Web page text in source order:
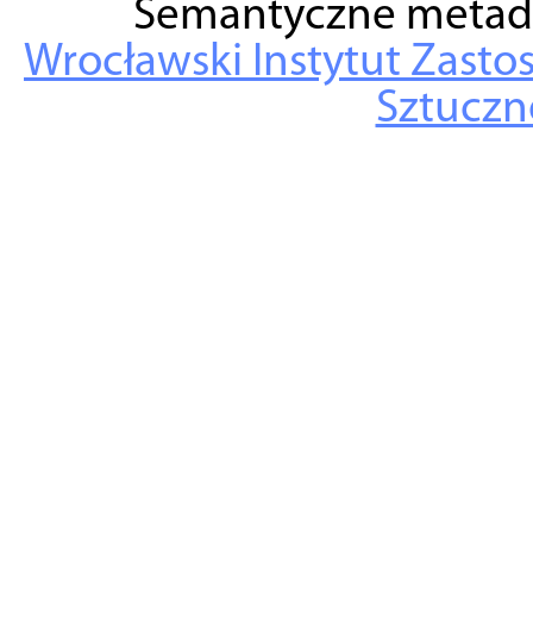
Semantyczne
Wrocławski Instytut